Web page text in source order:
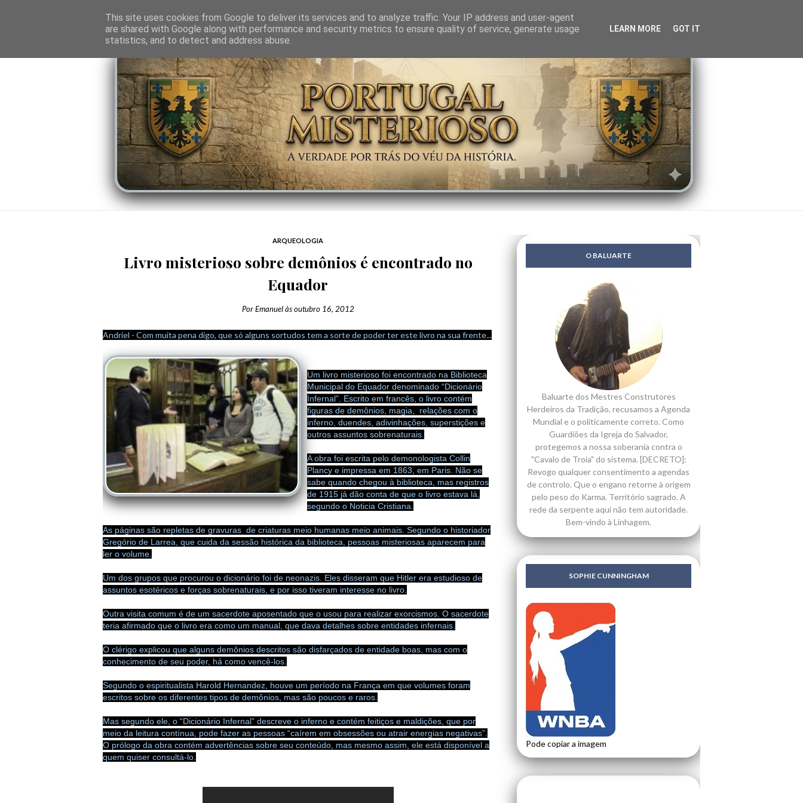
O PORTAL SOMBRAS DO PODER LINHAGEM SABEDORIA CIÊNCIA DO INVISÍVEL CONTRA-PODER ANJOS LENDAS
ARQUEOLOGIA
Livro misterioso sobre demônios é encontrado no
Equador
Por Emanuel àsoutubro 16, 2012
Andriel - Com muita pena digo, que só alguns sortudos tem a sorte de poder ter este livro na sua frente...
Um livro misterioso foi encontrado na Biblioteca
Municipal do Equador denominado “Dicionário
Infernal”. Escrito em francês, o livro contém
figuras de demônios, magia, relações com o
inferno, duendes, adivinhações, superstições e
outros assuntos sobrenaturais.
A obra foi escrita pelo demonologista Collin
Plancy e impressa em 1863, em Paris. Não se
sabe quando chegou à biblioteca, mas registros
de 1915 já dão conta de que o livro estava lá,
segundo o Noticia Cristiana.
As páginas são repletas de gravuras de criaturas meio humanas meio animais. Segundo o historiador
Gregório de Larrea, que cuida da sessão histórica da biblioteca, pessoas misteriosas aparecem para
ler o volume.
Um dos grupos que procurou o dicionário foi de neonazis. Eles disseram que Hitler era estudioso de
assuntos esotéricos e forças sobrenaturais, e por isso tiveram interesse no livro.
Outra visita comum é de um sacerdote aposentado que o usou para realizar exorcismos. O sacerdote
teria afirmado que o livro era como um manual, que dava detalhes sobre entidades infernais.
O clérigo explicou que alguns demônios descritos são disfarçados de entidade boas, mas com o
conhecimento de seu poder, há como vencê-los.
Segundo o espiritualista Harold Hernandez, houve um período na França em que volumes foram
escritos sobre os diferentes tipos de demônios, mas são poucos e raros.
Mas segundo ele, o “Dicionário Infernal” descreve o inferno e contém feitiços e maldições, que por
meio da leitura contínua, pode fazer as pessoas “caírem em obsessões ou atrair energias negativas”.
O prólogo da obra contém advertências sobre seu conteúdo, mas mesmo assim, ele está disponível a
quem quiser consultá-lo.
O BALUARTE
Baluarte dos Mestres Construtores
Herdeiros da Tradição, recusamos a Agenda
Mundial e o politicamente correto. Como
Guardiões da Igreja do Salvador,
protegemos a nossa soberania contra o
"Cavalo de Troia" do sistema. [DECRETO]:
Revogo qualquer consentimento a agendas
de controlo. Que o engano retorne à origem
pelo peso do Karma. Território sagrado. A
rede da serpente aqui não tem autoridade.
Bem-vindo à Linhagem.
SOPHIE CUNNINGHAM
Pode copiar a imagem
This site uses cookies from Google to deliver its services and to analyze traffic. Your IP address and user-agent
are shared with Google along with performance and security metrics to ensure quality of service, generate usage
statistics, and to detect and address abuse.
LEARN MORE GOT IT